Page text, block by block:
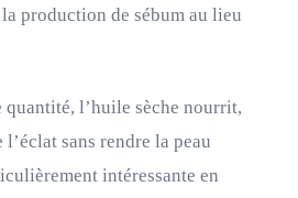
production de sébum au lieu
l’huile sèche nourrit,
sans rendre la peau
intéressante en